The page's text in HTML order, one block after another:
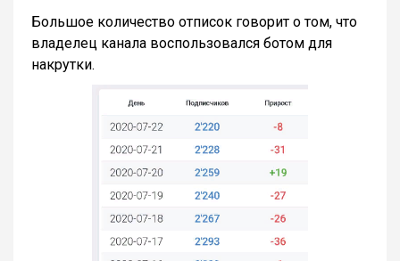
Большое количество отписок говорит о том, что
владелец канала воспользовался ботом для
накрутки.